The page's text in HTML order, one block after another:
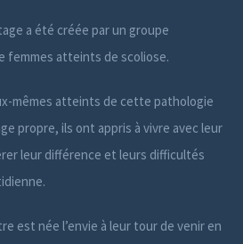
a été créée par un groupe
femmes atteints de scoliose.
mêmes atteints de cette pathologie
propre, ils ont appris à vivre avec leur
leur différence et leurs difficultés
est née l’envie à leur tour de venir en